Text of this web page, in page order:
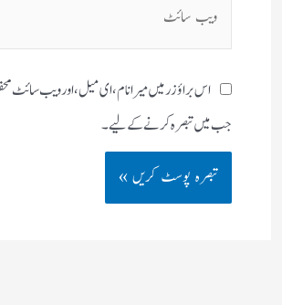
اس براؤزر میں میرا نام، ای میل، اور ویب سائٹ
جب میں تبصرہ کرنے کےلیے۔